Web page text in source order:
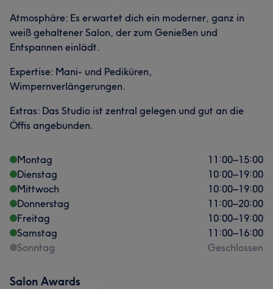
Atmosphäre: Es erwartet dich ein moderner, ganz in
weiß gehaltener Salon, der zum Genießen und
Entspannen einlädt.
Expertise: Mani- und Pediküren,
Wimpernverlängerungen.
Extras: Das Studio ist zentral gelegen und gut an die
Öffis angebunden.
Montag 11:00–15:00
Dienstag
10:00–19:00
Mittwoch
10:00–19:00
Donnerstag
11:00–20:00
Freitag
10:00–19:00
Samstag
11:00–16:00
Sonntag
Geschlossen
Salon Awards